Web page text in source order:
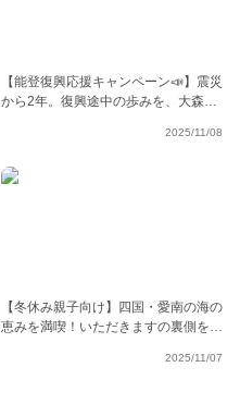
【能登復興応援キャンペーン📣】震災
から2年。復興途中の歩みを、大森さ
2025/11/08
【冬休み親子向け】四国・愛南の海の
恵みを満喫！いただきますの裏側を学
2025/11/07